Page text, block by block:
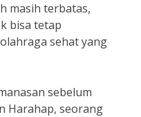
masih terbatas,
bisa tetap
sehat yang
sebelum
Harahap, seorang